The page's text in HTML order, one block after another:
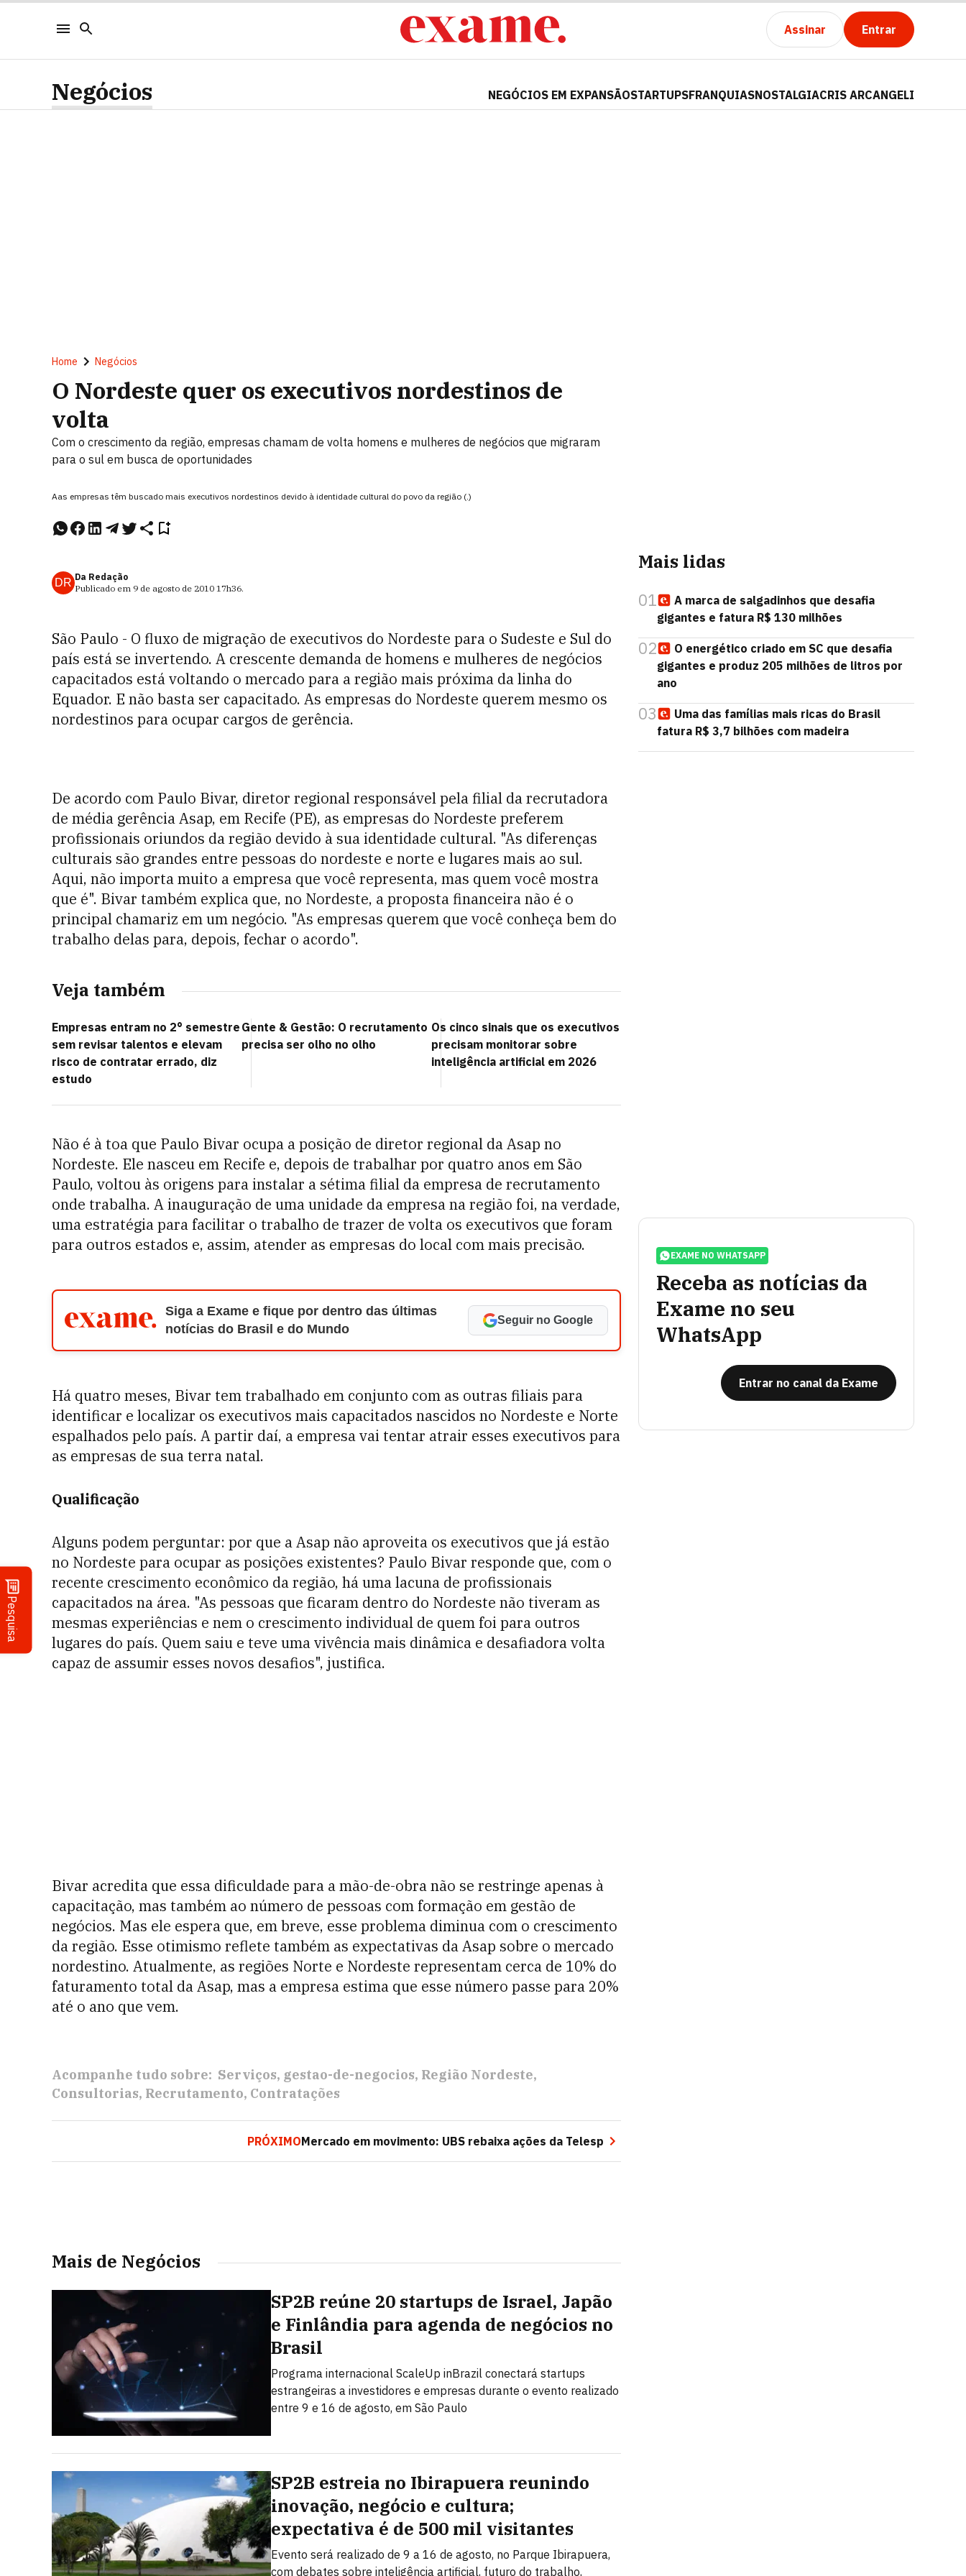
Assinar Entrar
Pesquisa
Negócios NEGÓCIOS EM EXPANSÃOSTARTUPSFRANQUIASNOSTALGIACRIS ARCANGELI
Home Negócios
O Nordeste quer os executivos nordestinos de
volta
Com o crescimento da região, empresas chamam de volta homens e mulheres de negócios que migraram
para o sul em busca de oportunidades
Aas empresas têm buscado mais executivos nordestinos devido à identidade cultural do povo da região (.)
DR Da Redação
Publicado em 9 de agosto de 2010 17h36.
São Paulo - O fluxo de migração de executivos do Nordeste para o Sudeste e Sul do
país está se invertendo. A crescente demanda de homens e mulheres de negócios
capacitados está voltando o mercado para a região mais próxima da linha do
Equador. E não basta ser capacitado. As empresas do Nordeste querem mesmo os
nordestinos para ocupar cargos de gerência.
De acordo com Paulo Bivar, diretor regional responsável pela filial da recrutadora
de média gerência Asap, em Recife (PE), as empresas do Nordeste preferem
profissionais oriundos da região devido à sua identidade cultural. "As diferenças
culturais são grandes entre pessoas do nordeste e norte e lugares mais ao sul.
Aqui, não importa muito a empresa que você representa, mas quem você mostra
que é". Bivar também explica que, no Nordeste, a proposta financeira não é o
principal chamariz em um negócio. "As empresas querem que você conheça bem do
trabalho delas para, depois, fechar o acordo".
Veja também
Empresas entram no 2° semestre
sem revisar talentos e elevam
risco de contratar errado, diz
estudo
Gente & Gestão: O recrutamento
precisa ser olho no olho
Os cinco sinais que os executivos
precisam monitorar sobre
inteligência artificial em 2026
Não é à toa que Paulo Bivar ocupa a posição de diretor regional da Asap no
Nordeste. Ele nasceu em Recife e, depois de trabalhar por quatro anos em São
Paulo, voltou às origens para instalar a sétima filial da empresa de recrutamento
onde trabalha. A inauguração de uma unidade da empresa na região foi, na verdade,
uma estratégia para facilitar o trabalho de trazer de volta os executivos que foram
para outros estados e, assim, atender as empresas do local com mais precisão.
Siga a Exame e fique por dentro das últimas
notícias do Brasil e do Mundo
Seguir no Google
Há quatro meses, Bivar tem trabalhado em conjunto com as outras filiais para
identificar e localizar os executivos mais capacitados nascidos no Nordeste e Norte
espalhados pelo país. A partir daí, a empresa vai tentar atrair esses executivos para
as empresas de sua terra natal.
Qualificação
Alguns podem perguntar: por que a Asap não aproveita os executivos que já estão
no Nordeste para ocupar as posições existentes? Paulo Bivar responde que, com o
recente crescimento econômico da região, há uma lacuna de profissionais
capacitados na área. "As pessoas que ficaram dentro do Nordeste não tiveram as
mesmas experiências e nem o crescimento individual de quem foi para outros
lugares do país. Quem saiu e teve uma vivência mais dinâmica e desafiadora volta
capaz de assumir esses novos desafios", justifica.
Bivar acredita que essa dificuldade para a mão-de-obra não se restringe apenas à
capacitação, mas também ao número de pessoas com formação em gestão de
negócios. Mas ele espera que, em breve, esse problema diminua com o crescimento
da região. Esse otimismo reflete também as expectativas da Asap sobre o mercado
nordestino. Atualmente, as regiões Norte e Nordeste representam cerca de 10% do
faturamento total da Asap, mas a empresa estima que esse número passe para 20%
até o ano que vem.
Acompanhe tudo sobre: Serviços gestao-de-negocios Região Nordeste
Consultorias Recrutamento Contratações
PRÓXIMOMercado em movimento: UBS rebaixa ações da Telesp
Mais de Negócios
SP2B reúne 20 startups de Israel, Japão
e Finlândia para agenda de negócios no
Brasil
Programa internacional ScaleUp inBrazil conectará startups
estrangeiras a investidores e empresas durante o evento realizado
entre 9 e 16 de agosto, em São Paulo
SP2B estreia no Ibirapuera reunindo
inovação, negócio e cultura;
expectativa é de 500 mil visitantes
Evento será realizado de 9 a 16 de agosto, no Parque Ibirapuera,
com debates sobre inteligência artificial, futuro do trabalho,
Mais lidas
01
A marca de salgadinhos que desafia
gigantes e fatura R$ 130 milhões
02
O energético criado em SC que desafia
gigantes e produz 205 milhões de litros por
ano
03
Uma das famílias mais ricas do Brasil
fatura R$ 3,7 bilhões com madeira
EXAME NO WHATSAPP
Receba as notícias da
Exame no seu
WhatsApp
Entrar no canal da Exame